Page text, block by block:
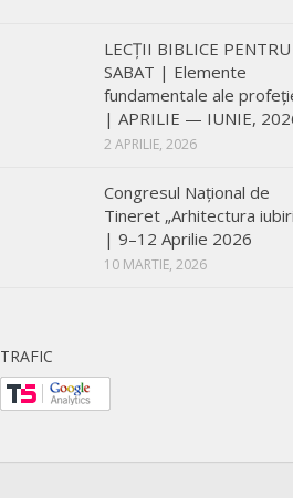
LECŢII BIBLICE PENTRU
SABAT | Elemente
fundamentale ale
| APRILIE — IUNIE,
2 APRILIE, 2026
Congresul Național de
Tineret „Arhitectura
| 9–12 Aprilie 2026
10 MARTIE, 2026
TRAFIC